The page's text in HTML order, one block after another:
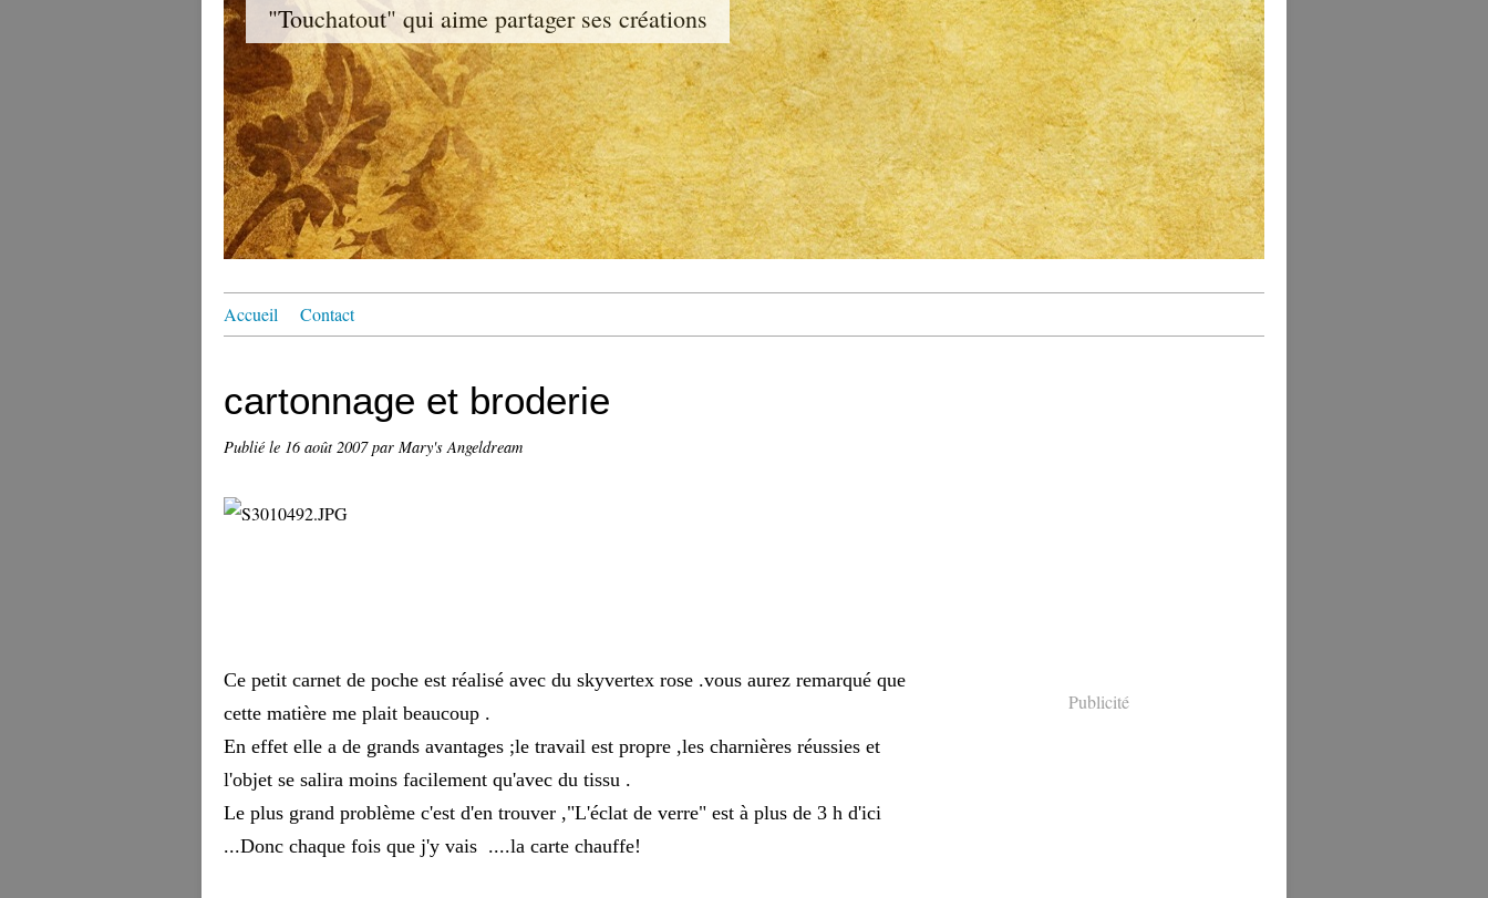
"Touchatout" qui aime partager ses créations
Accueil Contact
cartonnage et broderie
Publié le 16 août 2007par Mary's Angeldream
Ce petit carnet de poche est réalisé avec du skyvertex rose .vous aurez remarqué que
cette matière me plait beaucoup .
En effet elle a de grands avantages ;le travail est propre ,les charnières réussies et
l'objet se salira moins facilement qu'avec du tissu .
Le plus grand problème c'est d'en trouver ,"L'éclat de verre" est à plus de 3 h d'ici
...Donc chaque fois que j'y vais ....la carte chauffe!
Publicité